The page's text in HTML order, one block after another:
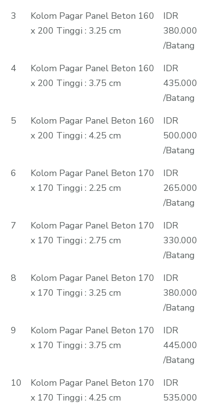
3
Kolom Pagar Panel Beton 160
x 200 Tinggi : 3.25 cm
IDR
380.000
/Batang
4
Kolom Pagar Panel Beton 160
x 200 Tinggi : 3.75 cm
IDR
435.000
/Batang
5
Kolom Pagar Panel Beton 160
x 200 Tinggi : 4.25 cm
IDR
500.000
/Batang
6
Kolom Pagar Panel Beton 170
x 170 Tinggi : 2.25 cm
IDR
265.000
/Batang
7
Kolom Pagar Panel Beton 170
x 170 Tinggi : 2.75 cm
IDR
330.000
/Batang
8
Kolom Pagar Panel Beton 170
x 170 Tinggi : 3.25 cm
IDR
380.000
/Batang
9
Kolom Pagar Panel Beton 170
x 170 Tinggi : 3.75 cm
IDR
445.000
/Batang
10
Kolom Pagar Panel Beton 170
x 170 Tinggi : 4.25 cm
IDR
535.000